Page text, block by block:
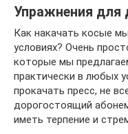
Упражнения для
Как накачать косые
условиях? Очень
которые мы
практически в любых
прокачать пресс, не
дорогостоящий
иметь терпение и